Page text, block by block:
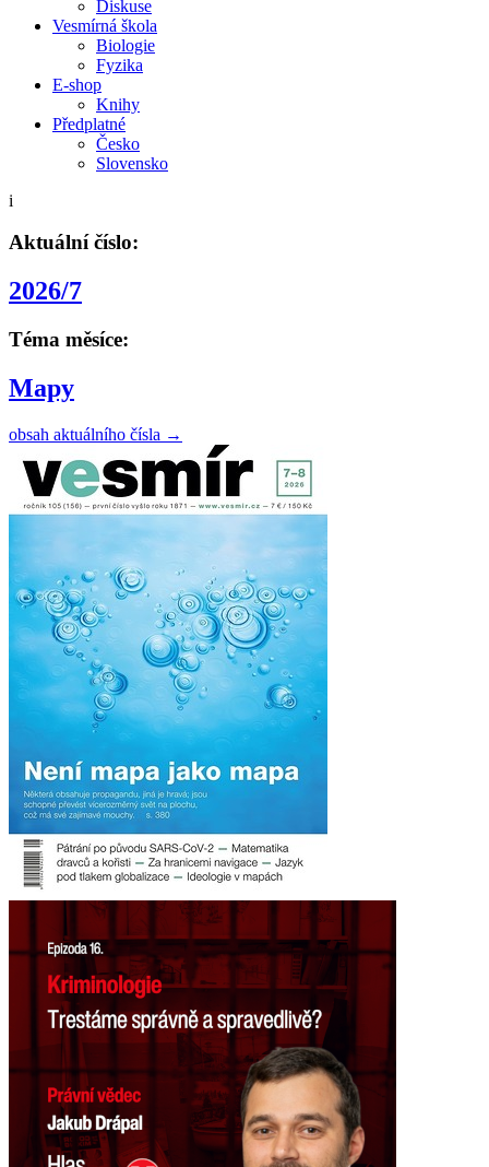
Diskuse
Vesmírná škola
Biologie
Fyzika
E-shop
Knihy
Předplatné
Česko
Slovensko
i
Aktuální číslo:
2026/7
Téma měsíce:
Mapy
obsah aktuálního čísla →